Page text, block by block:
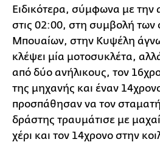
Ειδικότερα, σύμφωνα με την
στις 02:00, στη συμβολή
Μπουαίων, στην Κυψέλη
κλέψει μία μοτοσυκλέτα,
από δύο ανήλικους, τον
της μηχανής και έναν
προσπάθησαν να τον
δράστης τραυμάτισε με
χέρι και τον 14χρονο στην